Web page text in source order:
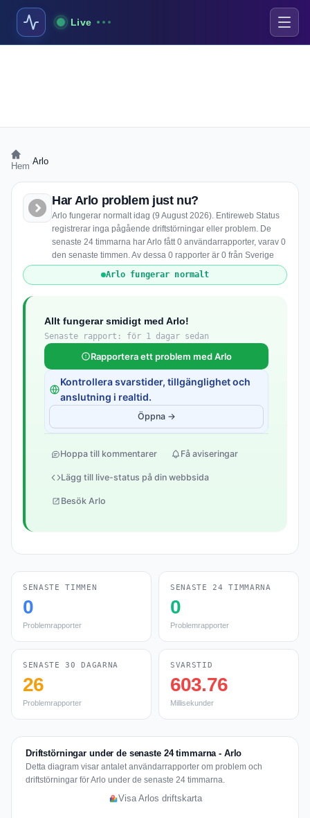
Live
Hem Arlo
Har Arlo problem just nu?
Arlo fungerar normalt idag (9 August 2026). Entireweb Status
registrerar inga pågående driftstörningar eller problem. De
senaste 24 timmarna har Arlo fått 0 användarrapporter, varav 0
den senaste timmen. Av dessa 0 rapporter är 0 från Sverige
Arlo fungerar normalt
Allt fungerar smidigt med Arlo!
Senaste rapport: för 1 dagar sedan
Rapportera ett problem med Arlo
Kontrollera svarstider, tillgänglighet och
anslutning i realtid.
Öppna →
Hoppa till kommentarer Få aviseringar
Lägg till live-status på din webbsida
Besök Arlo
SENASTE TIMMEN
0
Problemrapporter
SENASTE 24 TIMMARNA
0
Problemrapporter
SENASTE 30 DAGARNA
26
Problemrapporter
SVARSTID
603.76
Millisekunder
Driftstörningar under de senaste 24 timmarna - Arlo
Detta diagram visar antalet användarrapporter om problem och
driftstörningar för Arlo under de senaste 24 timmarna.
Visa Arlos driftskarta